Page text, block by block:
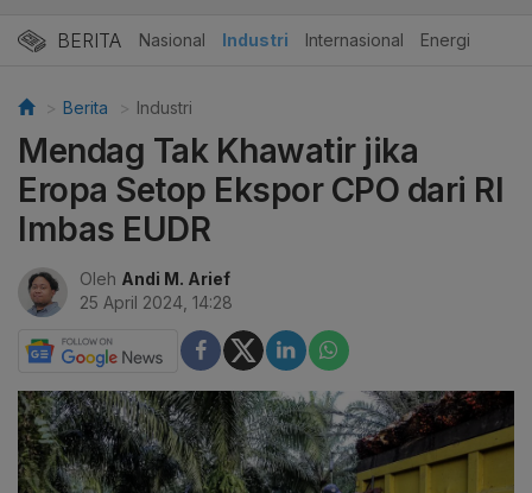
BERITA Nasional Industri Internasional Energi
Berita Industri
Mendag Tak Khawatir jika
Eropa Setop Ekspor CPO dari RI
Imbas EUDR
Oleh Andi M. Arief
25 April 2024, 14:28